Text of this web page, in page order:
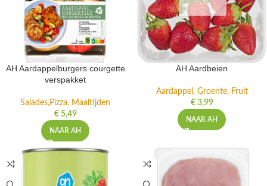
AH Aardappelburgers courgette
verspakket
Salades,Pizza, Maaltijden
€5,49
NAAR AH
AH Aardbeien
Aardappel, Groente, Fruit
€3,99
NAAR AH